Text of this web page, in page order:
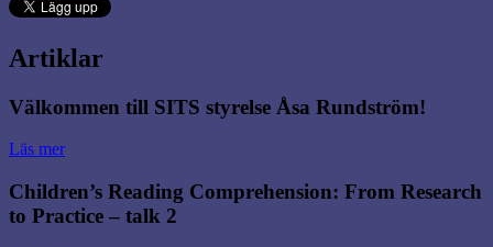
Artiklar
Välkommen till SITS styrelse Åsa Rundström!
Läs mer
Children’s Reading Comprehension: From Research
to Practice – talk 2